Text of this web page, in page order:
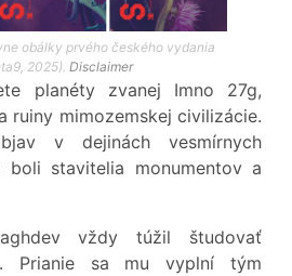
obálky prvého českého vydania
2025). Disclaimer
planéty zvanej Imno 27g,
ruiny mimozemskej civilizácie.
v dejinách vesmírnych
boli stavitelia monumentov a
vždy túžil študovať
Prianie sa mu vyplní tým